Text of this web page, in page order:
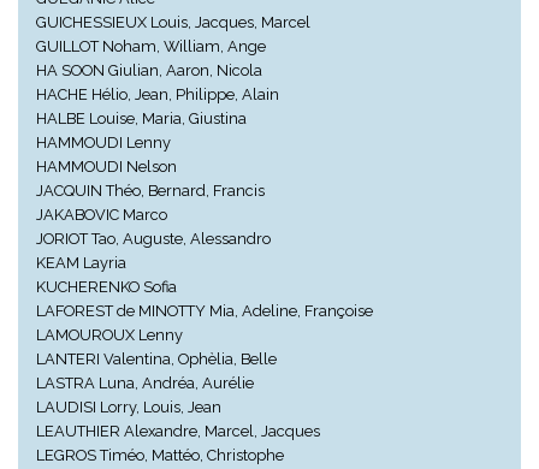
GUICHESSIEUX Louis, Jacques, Marcel
GUILLOT Noham, William, Ange
HA SOON Giulian, Aaron, Nicola
HACHE Hélio, Jean, Philippe, Alain
HALBE Louise, Maria, Giustina
HAMMOUDI Lenny
HAMMOUDI Nelson
JACQUIN Théo, Bernard, Francis
JAKABOVIC Marco
JORIOT Tao, Auguste, Alessandro
KEAM Layria
KUCHERENKO Sofia
LAFOREST de MINOTTY Mia, Adeline, Françoise
LAMOUROUX Lenny
LANTERI Valentina, Ophèlia, Belle
LASTRA Luna, Andréa, Aurélie
LAUDISI Lorry, Louis, Jean
LEAUTHIER Alexandre, Marcel, Jacques
LEGROS Timéo, Mattéo, Christophe